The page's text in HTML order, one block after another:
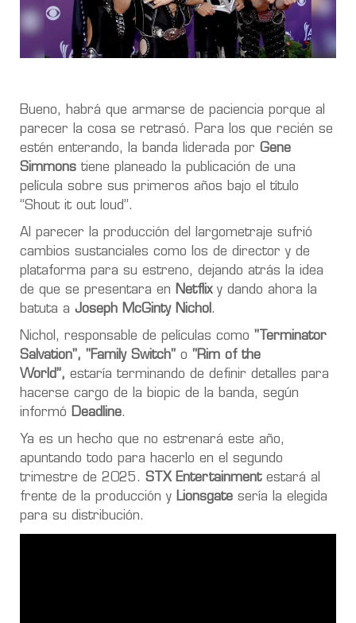
Bueno, habrá que armarse de paciencia porque al
parecer la cosa se retrasó. Para los que recién se
estén enterando, la banda liderada por Gene
Simmons tiene planeado la publicación de una
película sobre sus primeros años bajo el título
“Shout it out loud”.
Al parecer la producción del largometraje sufrió
cambios sustanciales como los de director y de
plataforma para su estreno, dejando atrás la idea
de que se presentara en
Netflixy dando ahora la
batuta a Joseph McGinty Nichol .
Nichol, responsable de películas como "Terminator
Salvation", "Family Switch" o "Rim of the
World”, estaría terminando de definir detalles para
hacerse cargo de la biopic de la banda, según
informó Deadline.
Ya es un hecho que no estrenará este año,
apuntando todo para hacerlo en el segundo
trimestre de 2025. STX Entertainmentestará al
frente de la producción y Lionsgate sería la elegida
para su distribución.